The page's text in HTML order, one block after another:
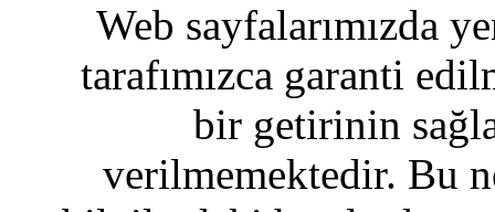
Web sayfalarımızda
tarafımızca garanti
bir getirinin
verilmemektedir. Bu